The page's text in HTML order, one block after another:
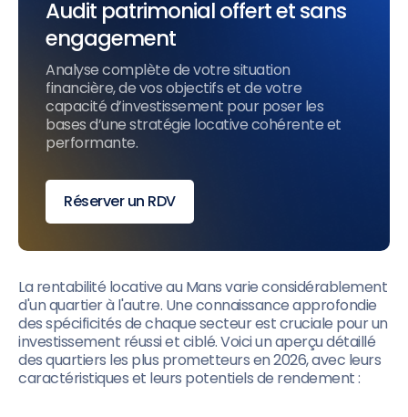
Audit patrimonial offert et sans
engagement
Analyse complète de votre situation
financière, de vos objectifs et de votre
capacité d’investissement pour poser les
bases d’une stratégie locative cohérente et
performante.
Réserver un RDV
La rentabilité locative au Mans varie considérablement
d'un quartier à l'autre. Une connaissance approfondie
des spécificités de chaque secteur est cruciale pour un
investissement réussi et ciblé. Voici un aperçu détaillé
des quartiers les plus prometteurs en 2026, avec leurs
caractéristiques et leurs potentiels de rendement :